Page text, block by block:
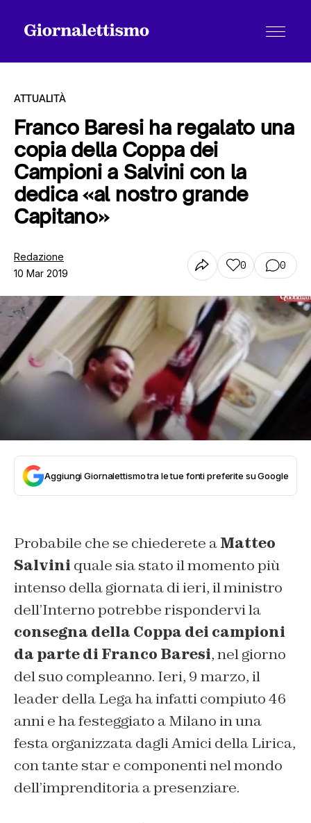
Tutti gli articoli
Chi siamo
Contatti
ATTUALITÀ
Franco Baresi ha regalato una
copia della Coppa dei
Campioni a Salvini con la
dedica «al nostro grande
Capitano»
Redazione
10 Mar 2019
0 0
Aggiungi Giornalettismo tra le tue fonti preferite su Google
Probabile che se chiederete aMatteo
Salvini quale sia stato il momento più
intenso della giornata di ieri, il ministro
dell’Interno potrebbe rispondervi la
consegna della Coppa dei campioni
da parte di Franco Baresi, nel giorno
del suo compleanno. Ieri, 9 marzo, il
leader della Lega ha infatti compiuto 46
anni e ha festeggiato a Milano in una
festa organizzata dagli Amici della Lirica,
con tante star e componenti nel mondo
dell’imprenditoria a presenziare.